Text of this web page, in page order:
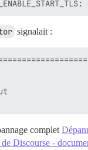
signalait :
complet
Discourse -